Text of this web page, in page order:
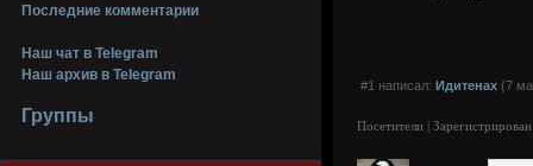
Последние комментарии
Наш чат в Telegram
Наш архив в Telegram
Группы
#1 написал: Идитенах (7
Посетители |